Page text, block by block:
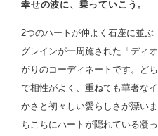
幸せの波に、乗っていこう。
2つのハートが仲よく石座に並
グレインが一周施された「ディ
がりのコーディネートです。ど
で相性がよく、重ねても華奢な
かさと初々しい愛らしさが漂い
ちこちにハートが隠れている凝